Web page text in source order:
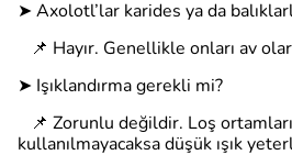
➤ Axolotl’lar karides ya da
📌 Hayır. Genellikle onları av
➤ Işıklandırma gerekli mi?
📌 Zorunlu değildir. Loş
kullanılmayacaksa düşük ışık